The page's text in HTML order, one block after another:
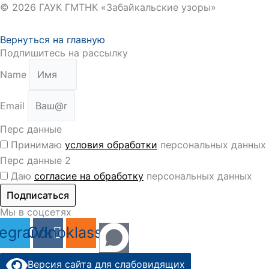
© 2026 ГАУК ГМТНК «Забайкальские узоры»
Вернуться на главную
Подпишитесь на рассылку
Name
Email
Перс данные
Принимаю условия обработки персональных данных
Перс данные 2
Даю согласие на обработку персональных данных
Подписаться
Мы в соцсетях
Vk
Odnoklassniki
Версия сайта для слабовидящих